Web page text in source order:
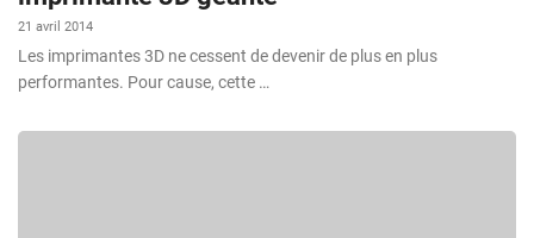
21 avril 2014
Les imprimantes 3D ne cessent de devenir de plus en plus
performantes. Pour cause, cette …